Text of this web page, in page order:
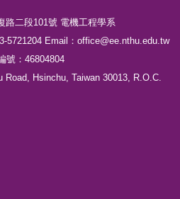
路二段101號 電機工程學系
5721204 Email：office@ee.nthu.edu.tw
號：46804804
Road, Hsinchu, Taiwan 30013, R.O.C.